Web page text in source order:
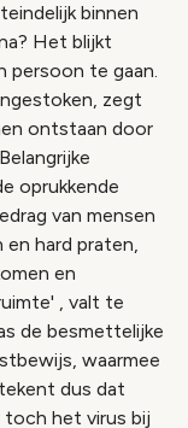
binnen
Het blijkt
persoon te gaan.
zegt
ontstaan door
oprukkende
van mensen
en hard praten,
en
, valt te
de besmettelijke
waarmee
dus dat
het virus bij